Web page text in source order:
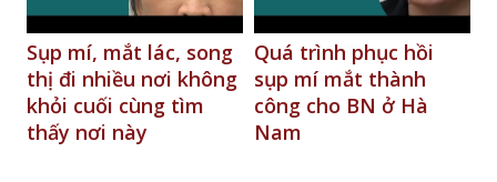
Quá trình phục hồi
sụp mí mắt thành
công cho BN ở Hà
Nam
Laotian with 7th
nerve palsy was
successfully treated
in Vietnam